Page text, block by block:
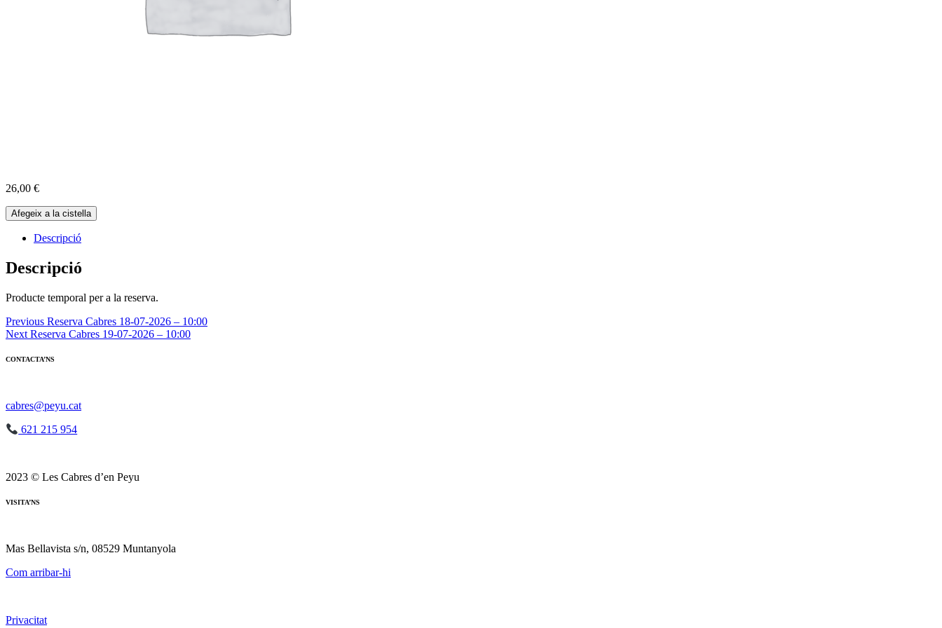
26,00 €
quantitat
de
Reserva
19-
07-
-
Afegeix a la cistella
Descripció
Descripció
Producte temporal per a la reserva.
Navegació
d'entrades
Previous Reserva Cabres 18-07-2026 – 10:00
Next Reserva Cabres 19-07-2026 – 10:00
CONTACTA’NS
cabres@peyu.cat
621 215 954
2023 © Les Cabres d’en Peyu
VISITA’NS
Mas Bellavista s/n, 08529 Muntanyola
Com arribar-hi
Privacitat